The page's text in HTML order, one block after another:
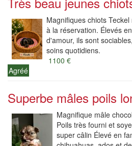
Magnifiques chiots
à la réservation. Élevés
d'amour, ils sont
soins quotidiens.
1100 €
Agréé
Superbe mâles poils
Magnifique mâle
Poils très fourni et
super câlin Élevé en